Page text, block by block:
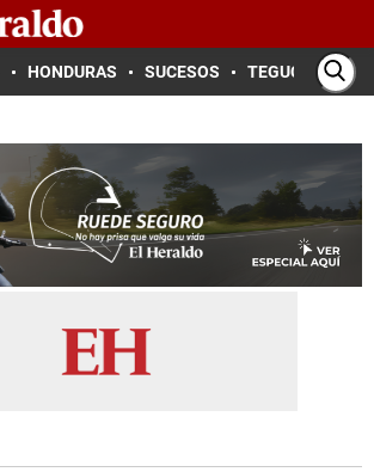
HONDURAS SUCESOS TEGUCIGALPA